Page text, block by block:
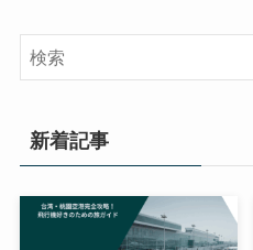
新着記事